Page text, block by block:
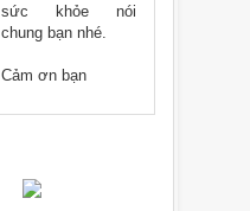
sức khỏe nói
chung bạn nhé.
Cảm ơn bạn